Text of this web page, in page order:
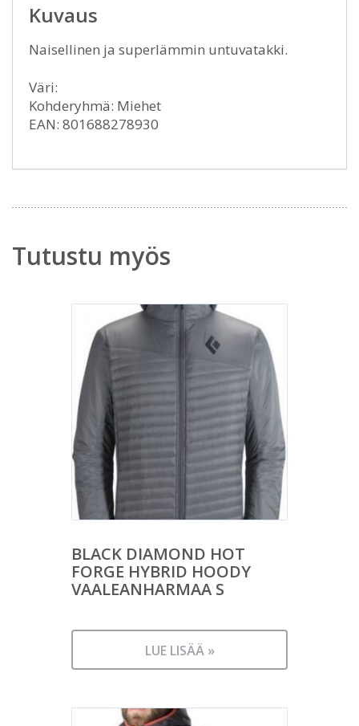
Kuvaus
Naisellinen ja superlämmin untuvatakki.
Väri:
Kohderyhmä: Miehet
EAN: 801688278930
Tutustu myös
BLACK DIAMOND HOT
FORGE HYBRID HOODY
VAALEANHARMAA S
LUE LISÄÄ »